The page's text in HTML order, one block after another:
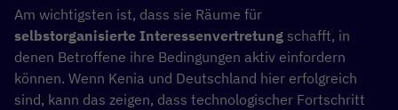
Am wichtigsten ist, dass sie Räume für
selbstorganisierte Interessenvertretung schafft, in
denen Betroffene ihre Bedingungen aktiv einfordern
können. Wenn Kenia und Deutschland hier erfolgreich
sind, kann das zeigen, dass technologischer Fortschritt